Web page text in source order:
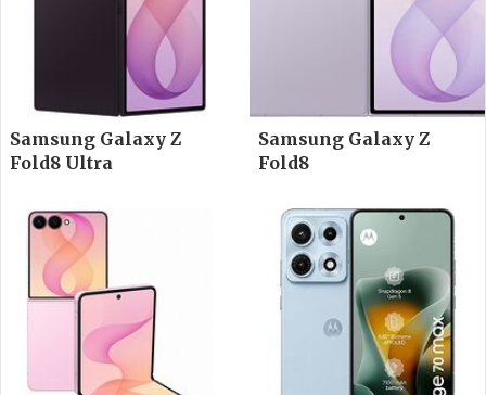
Samsung Galaxy Z
Fold8 Ultra
Samsung Galaxy Z
Fold8